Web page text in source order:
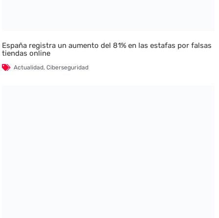
España registra un aumento del 81% en las estafas por falsas
tiendas online
Actualidad,Ciberseguridad